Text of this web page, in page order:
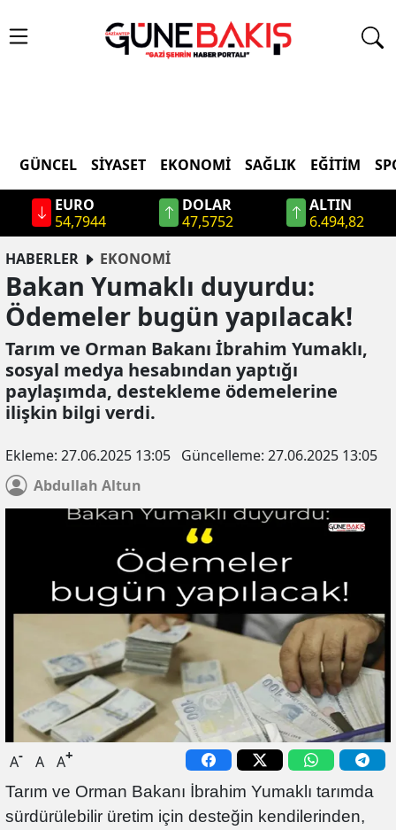
GÜNCEL SIYASET EKONOMI SAĞLIK EĞITIM
EURO
54,7944
DOLAR
47,5752
ALTIN
6.494,82
HABERLER
EKONOMİ
Bakan Yumaklı duyurdu:
Ödemeler bugün yapılacak!
Tarım ve Orman Bakanı İbrahim Yumaklı,
sosyal medya hesabından yaptığı
paylaşımda, destekleme ödemelerine
ilişkin bilgi verdi.
Ekleme: 27.06.2025 13:05 Güncelleme: 27.06.2025 13:05
Abdullah Altun
A- A A+
Tarım ve Orman Bakanı İbrahim Yumaklı tarımda
sürdürülebilir üretim için desteğin kendilerinden,